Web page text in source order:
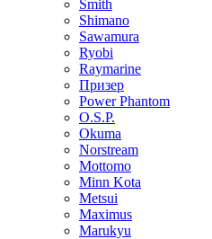
Smith
Shimano
Sawamura
Ryobi
Raymarine
Призер
Power Phantom
O.S.P.
Okuma
Norstream
Mottomo
Minn Kota
Metsui
Maximus
Marukyu